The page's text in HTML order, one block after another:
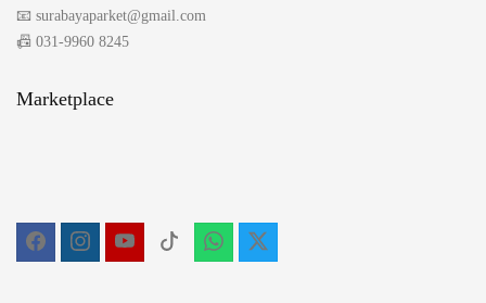
📧 surabayaparket@gmail.com
📠 031-9960 8245
Marketplace